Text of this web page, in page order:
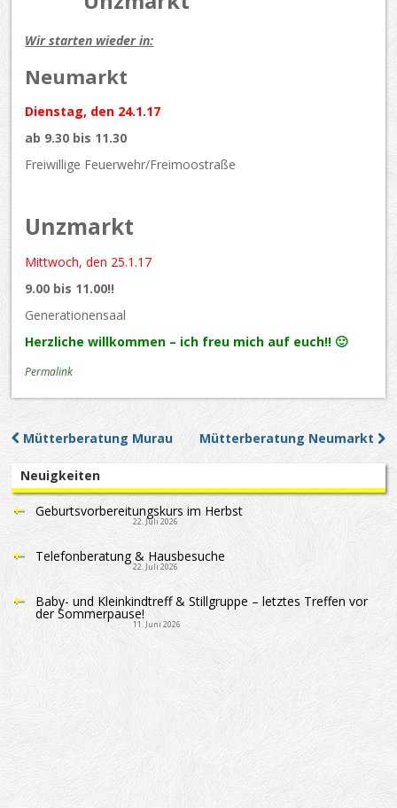
Wir starten wieder in:
Neumarkt
Dienstag, den 24.1.17
ab 9.30 bis 11.30
Freiwillige Feuerwehr/Freimoostraße
Unzmarkt
Mittwoch, den 25.1.17
9.00 bis 11.00!!
Generationensaal
Herzliche willkommen – ich freu mich auf euch!! 🙂
Permalink
Post navigation
Mütterberatung Murau Mütterberatung Neumarkt
Neuigkeiten
Geburtsvorbereitungskurs im Herbst
22. Juli 2026
Telefonberatung & Hausbesuche
22. Juli 2026
Baby- und Kleinkindtreff & Stillgruppe – letztes Treffen vor
der Sommerpause!
11. Juni 2026